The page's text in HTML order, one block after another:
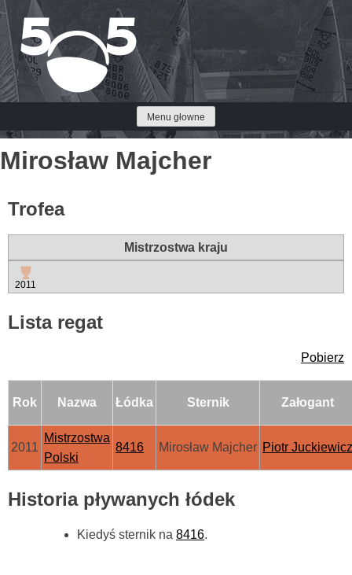
Przejdź
do
treści
Menu głowne
Mirosław Majcher
Trofea
Mistrzostwa kraju
2011
Lista regat
Pobierz
Rok Nazwa Łódka Sternik Załogant
2011
Mistrzostwa
Polski
8416 Mirosław Majcher Piotr Juckiewicz
Historia pływanych łódek
Kiedyś sternik na 8416.